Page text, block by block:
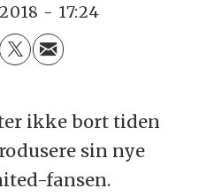
- 17:24
ikke bort tiden
sin nye
fansen.